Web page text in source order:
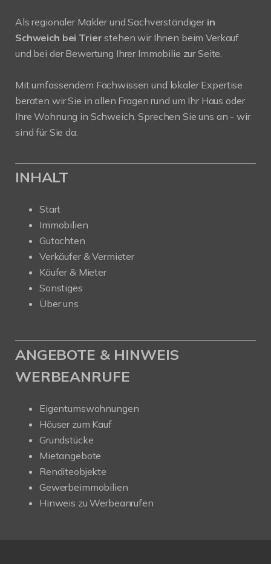
Als regionaler Makler und Sachverständigerin
Schweich bei Trierstehen wir Ihnen beim Verkauf
und bei der Bewertung Ihrer Immobilie zur Seite.
Mit umfassendem Fachwissen und lokaler Expertise
beraten wir Sie in allen Fragen rund um Ihr Haus oder
Ihre Wohnung in Schweich. Sprechen Sie uns an - wir
sind für Sie da.
INHALT
Start
Immobilien
Gutachten
Verkäufer & Vermieter
Käufer & Mieter
Sonstiges
Über uns
ANGEBOTE & HINWEIS
WERBEANRUFE
Eigentumswohnungen
Häuser zum Kauf
Grundstücke
Mietangebote
Renditeobjekte
Gewerbeimmobilien
Hinweis zu Werbeanrufen